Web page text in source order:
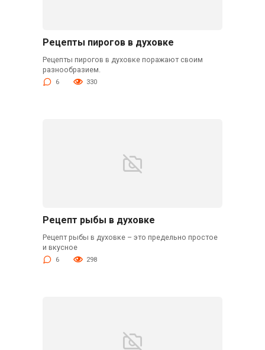
Рецепты пирогов в духовке
Рецепты пирогов в духовке поражают своим
разнообразием.
6 330
Рецепт рыбы в духовке
Рецепт рыбы в духовке – это предельно простое
и вкусное
6 298